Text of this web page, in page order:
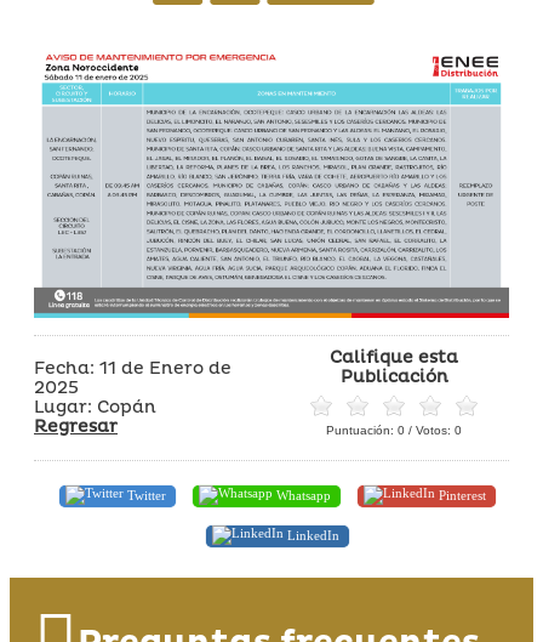
Fecha: 11 de Enero de
2025
Lugar: Copán
Regresar
Califique esta
Publicación
Puntuación: 0 / Votos: 0
Twitter Whatsapp Pinterest
LinkedIn